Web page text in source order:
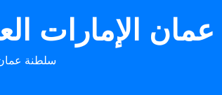
الإمارات
سلطنة عمان